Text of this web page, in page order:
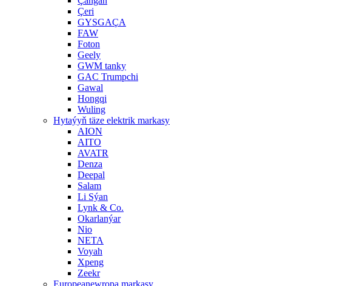
Çeri
GYSGAÇA
FAW
Foton
Geely
GWM tanky
GAC Trumpchi
Gawal
Hongqi
Wuling
Hytaýyň täze elektrik markasy
AION
AITO
AVATR
Denza
Deepal
Salam
Li Sýan
Lynk & Co.
Okarlanýar
Nio
NETA
Voyah
Xpeng
Zeekr
Europeanewropa markasy